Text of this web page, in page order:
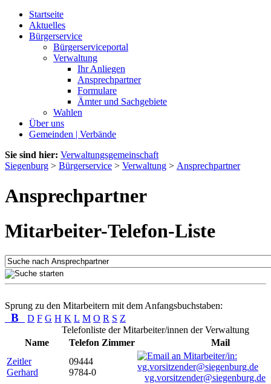
Startseite
Aktuelles
Bürgerservice
Bürgerserviceportal
Verwaltung
Ihr Anliegen
Ansprechpartner
Formulare
Ämter und Sachgebiete
Wahlen
Über uns
Gemeinden | Verbände
Sie sind hier: Verwaltungsgemeinschaft
Siegenburg > Bürgerservice > Verwaltung > Ansprechpartner
Ansprechpartner
Mitarbeiter-Telefon-Liste
Sprung zu den Mitarbeitern mit dem Anfangsbuchstaben:
B D F G H K L M O R S Z
Telefonliste der Mitarbeiter/innen der Verwaltung
Name
Telefon Zimmer
Mail
Zeitler
Gerhard
09444
9784-0
vg.vorsitzender@siegenburg.de